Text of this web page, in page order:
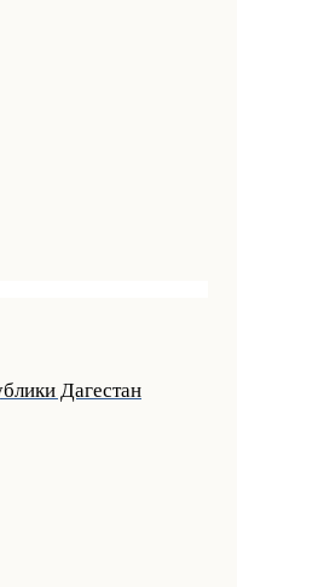
Дагестан